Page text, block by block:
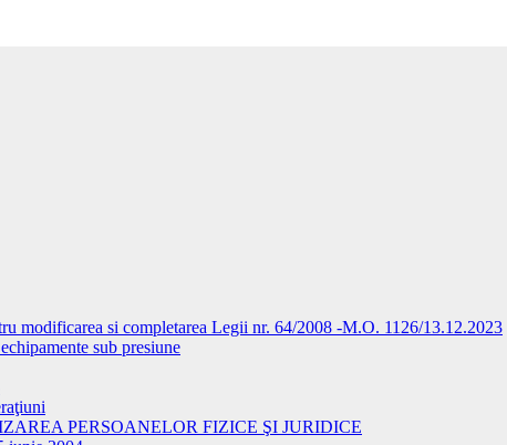
modificarea si completarea Legii nr. 64/2008 -M.O. 1126/13.12.2023
sub presiune
PERSOANELOR FIZICE ŞI JURIDICE